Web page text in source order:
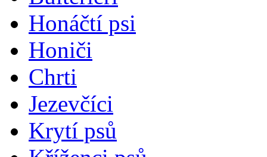
Honáčtí psi
Honiči
Chrti
Jezevčíci
Krytí psů